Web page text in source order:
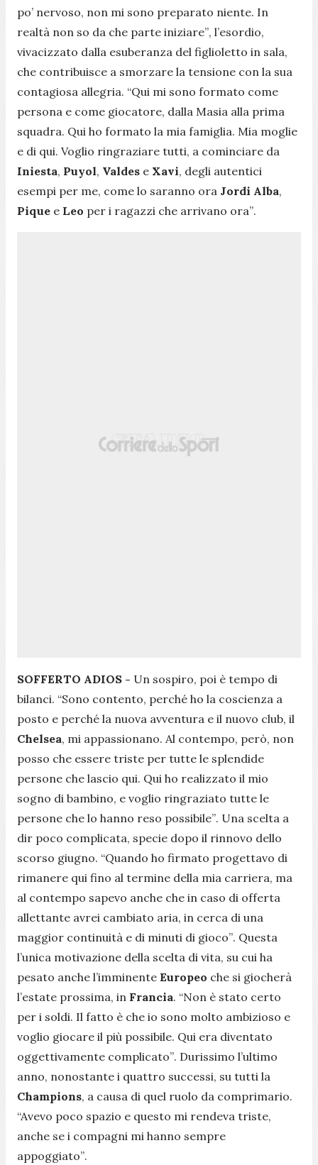
po’ nervoso, non mi sono preparato niente. In
realtà non so da che parte iniziare”, l’esordio,
vivacizzato dalla esuberanza del figlioletto in sala,
che contribuisce a smorzare la tensione con la sua
contagiosa allegria. “Qui mi sono formato come
persona e come giocatore, dalla Masia alla prima
squadra. Qui ho formato la mia famiglia. Mia moglie
e di qui. Voglio ringraziare tutti, a cominciare da
Iniesta, Puyol, Valdes e Xavi, degli autentici
esempi per me, come lo saranno ora Jordi Alba,
Pique e Leo per i ragazzi che arrivano ora”.
SOFFERTO ADIOS - Un sospiro, poi è tempo di
bilanci. “Sono contento, perché ho la coscienza a
posto e perché la nuova avventura e il nuovo club, il
Chelsea, mi appassionano. Al contempo, però, non
posso che essere triste per tutte le splendide
persone che lascio qui. Qui ho realizzato il mio
sogno di bambino, e voglio ringraziato tutte le
persone che lo hanno reso possibile”. Una scelta a
dir poco complicata, specie dopo il rinnovo dello
scorso giugno. “Quando ho firmato progettavo di
rimanere qui fino al termine della mia carriera, ma
al contempo sapevo anche che in caso di offerta
allettante avrei cambiato aria, in cerca di una
maggior continuità e di minuti di gioco”. Questa
l’unica motivazione della scelta di vita, su cui ha
pesato anche l’imminente Europeo che si giocherà
l’estate prossima, in Francia. “Non è stato certo
per i soldi. Il fatto è che io sono molto ambizioso e
voglio giocare il più possibile. Qui era diventato
oggettivamente complicato”. Durissimo l’ultimo
anno, nonostante i quattro successi, su tutti la
Champions, a causa di quel ruolo da comprimario.
“Avevo poco spazio e questo mi rendeva triste,
anche se i compagni mi hanno sempre
appoggiato”.